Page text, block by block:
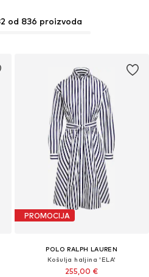
od 836 proizvoda
PROMOCIJA
POLO RALPH LAUREN
Košulja haljina 'ELA'
255,00 €